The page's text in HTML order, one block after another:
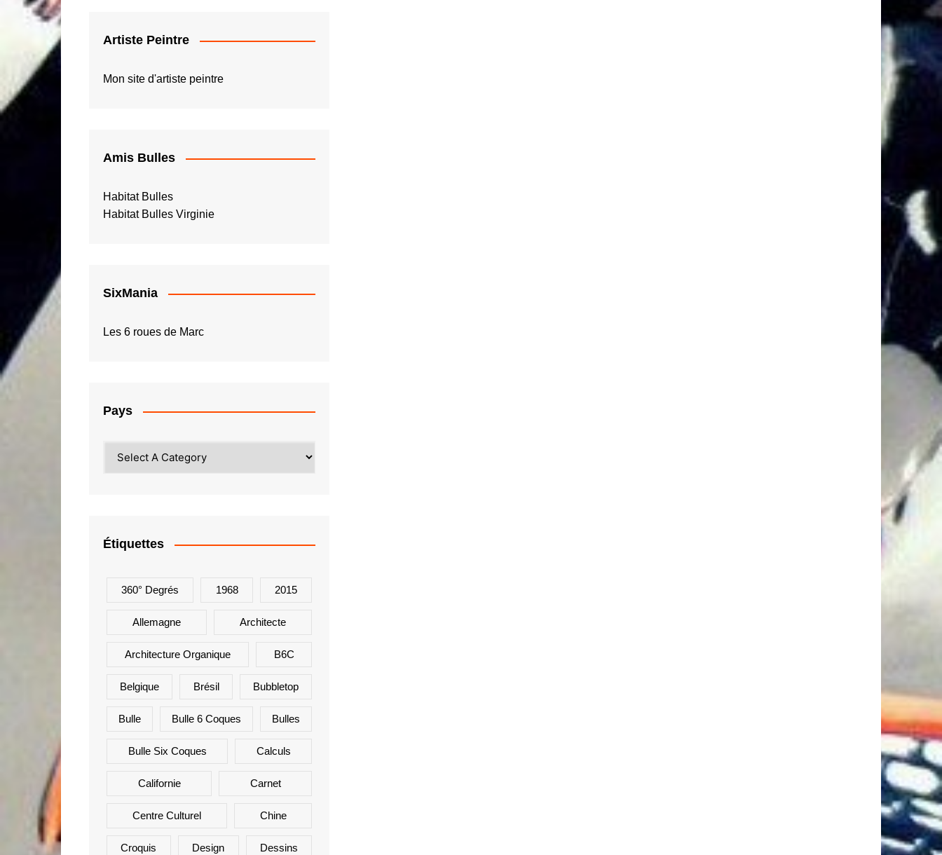
Artiste Peintre
Mon site d'artiste peintre
Amis Bulles
Habitat Bulles
Habitat Bulles Virginie
SixMania
Les 6 roues de Marc
Pays
Étiquettes
360° Degrés 1968 2015
Allemagne Architecte
Architecture Organique B6C
Belgique Brésil Bubbletop
Bulle Bulle 6 Coques Bulles
Bulle Six Coques Calculs
Californie Carnet
Centre Culturel Chine
Croquis Design Dessins